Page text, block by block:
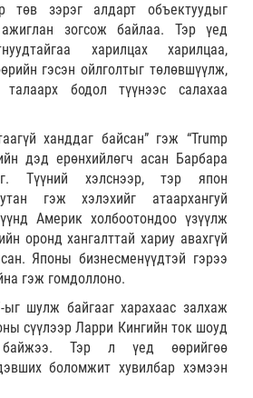
төв зэрэг алдарт объектуудыг
зогсож байлаа. Тэр үед
харилцах харилцаа,
гэсэн ойлголтыг төлөвшүүлж,
бодол түүнээс салахаа
ханддаг байсан” гэж “Trump
дэд ерөнхийлөгч асан Барбара
Түүний хэлснээр, тэр япон
гэж хэлэхийг атаархангуй
Америк холбоотондоо үзүүлж
оронд хангалттай хариу авахгүй
Японы бизнесменүүдтэй гэрээ
гэж гомдоллоно.
шулж байгааг харахаас залхаж
сүүлээр Ларри Кингийн ток шоуд
байжээ. Тэр л үед өөрийгөө
боломжит хувилбар хэмээн